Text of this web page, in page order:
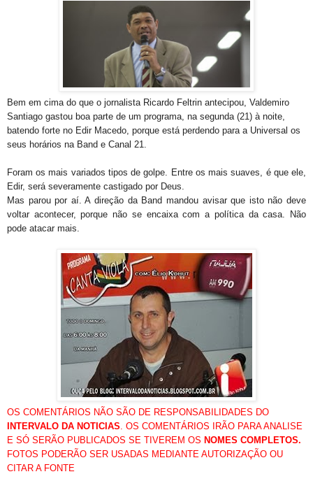
Bem em cima do que o jornalista Ricardo Feltrin antecipou, Valdemiro
Santiago gastou boa parte de um programa, na segunda (21) à noite,
batendo forte no Edir Macedo, porque está perdendo para a Universal os
seus horários na Band e Canal 21.
Foram os mais variados tipos de golpe. Entre os mais suaves, é que ele,
Edir, será severamente castigado por Deus.
Mas parou por aí. A direção da Band mandou avisar que isto não deve
voltar acontecer, porque não se encaixa com a política da casa. Não
pode atacar mais.
OS COMENTÁRIOS NÃO SÃO DE RESPONSABILIDADES DO
INTERVALO DA NOTICIAS . OS COMENTÁRIOS IRÃO PARA ANALISE
E SÓ SERÃO PUBLICADOS SE TIVEREM OS NOMES COMPLETOS.
FOTOS PODERÃO SER USADAS MEDIANTE AUTORIZAÇÃO OU
CITAR A FONTE